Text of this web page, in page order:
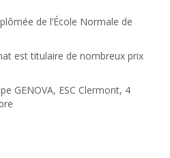
de l’École Normale de
est titulaire de nombreux prix
GENOVA, ESC Clermont, 4